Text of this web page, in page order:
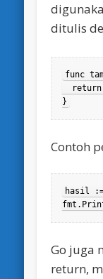
ditulis
func
}
Contoh
hasil
Go juga
return,